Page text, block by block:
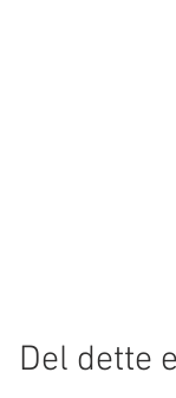
Del dette